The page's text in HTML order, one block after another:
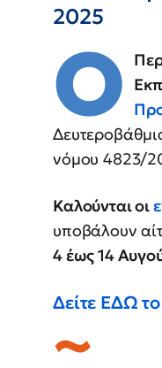
2025
Ο
νόμου 4823/
Καλούνται οι
υποβάλουν
4 έως 14
Δείτε ΕΔΩ